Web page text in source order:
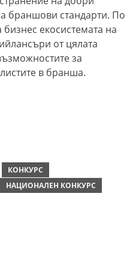
браншови стандарти. По
екосистемата на
от цялата
за
в бранша.
КОНКУРС
НАЦИОНАЛЕН КОНКУРС